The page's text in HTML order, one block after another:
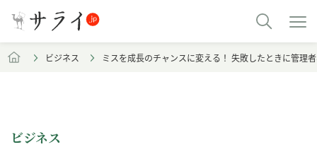
ビジネス ミスを成長のチャンスに変える！ 失敗したときに管理
ビジネス